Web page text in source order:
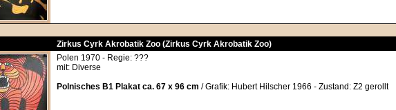
Zirkus Cyrk Akrobatik Zoo (Zirkus Cyrk Akrobatik Zoo)
Polen 1970 - Regie: ???
mit: Diverse
Polnisches B1 Plakat ca. 67 x 96 cm / Grafik: Hubert Hilscher 1966 - Zustand: Z2 gerollt